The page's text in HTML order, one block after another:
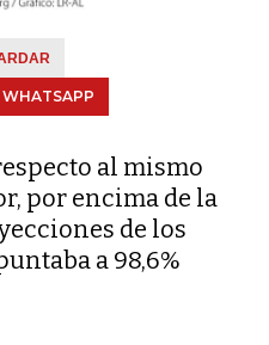
WHATSAPP
al mismo
por encima de la
de los
a 98,6%